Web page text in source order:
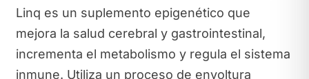
Linq es un suplemento epigenético que
mejora la salud cerebral y gastrointestinal,
incrementa el metabolismo y regula el sistema
inmune. Utiliza un proceso de envoltura